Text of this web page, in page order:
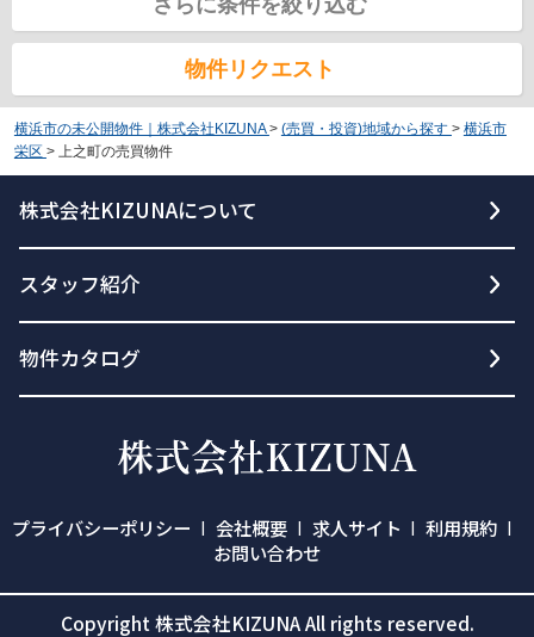
物件リクエスト
横浜市の未公開物件｜株式会社KIZUNA > (売買・投資)地域から探す > 横浜市
栄区 > 上之町の売買物件
株式会社KIZUNAについて
スタッフ紹介
物件カタログ
プライバシーポリシー 会社概要 求人サイト
利用規約
お問い合わせ
Copyright 株式会社KIZUNA All rights reserved.